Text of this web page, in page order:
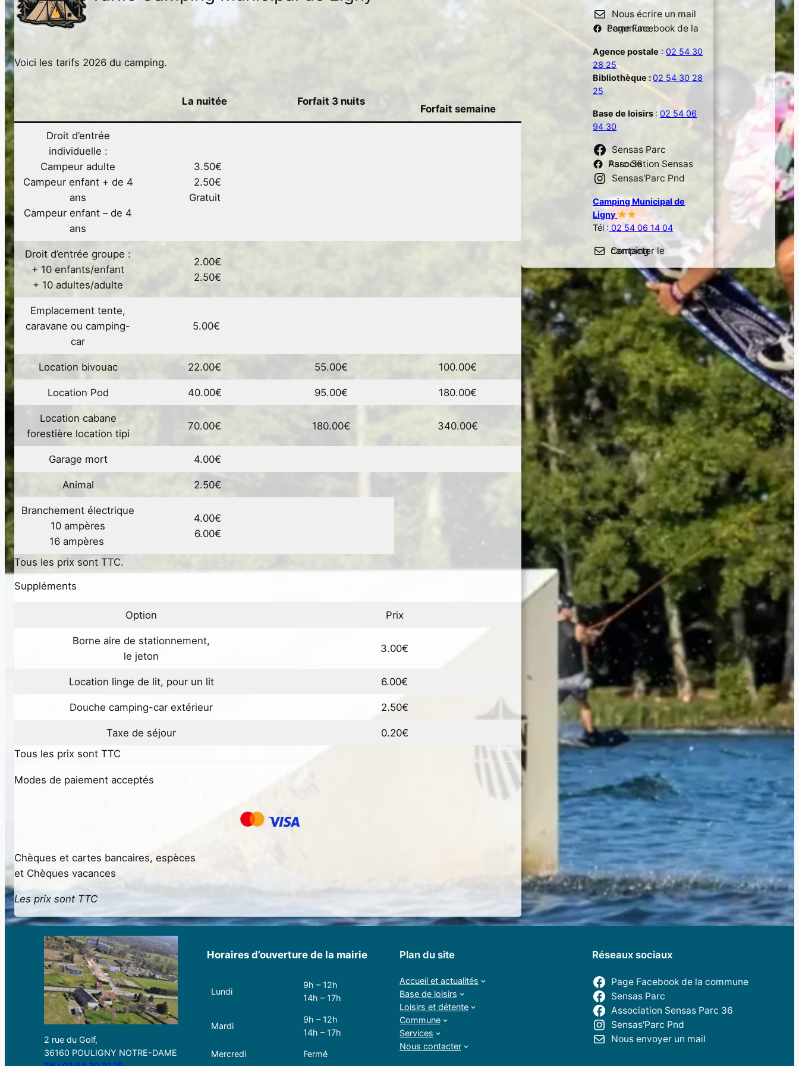
Voici les tarifs 2026 du camping.
La nuitée Forfait 3 nuits
Forfait semaine
Droit d’entrée
individuelle :
Campeur adulte
Campeur enfant + de 4
ans
Campeur enfant – de 4
ans
3.50€
2.50€
Gratuit
Droit d’entrée groupe :
+ 10 enfants/enfant
+ 10 adultes/adulte
2.00€
2.50€
Emplacement tente,
caravane ou camping-
car
5.00€
Location bivouac 22.00€ 55.00€ 100.00€
Location Pod 40.00€ 95.00€ 180.00€
Location cabane
forestière location tipi
70.00€ 180.00€ 340.00€
Garage mort 4.00€
Animal 2.50€
Branchement électrique
10 ampères
16 ampères
4.00€
6.00€
Tous les prix sont TTC.
Suppléments
Option Prix
Borne aire de stationnement,
le jeton
3.00€
Location linge de lit, pour un lit 6.00€
Douche camping-car extérieur 2.50€
Taxe de séjour
0.20€
Tous les prix sont TTC
Modes de paiement acceptés
Chèques et cartes bancaires, espèces
et Chèques vacances
Les prix sont TTC
Nous écrire un mail
Page Facebook de la commune
Agence postale :02 54 30
28 25
Bibliothèque :02 54 30 28
25
Base de loisirs :02 54 06
94 30
Sensas Parc
Association Sensas Parc 36
Sensas'Parc Pnd
Camping Municipal de
Ligny
Tél : 02 54 06 14 04
Contacter le camping
2 rue du Golf,
36160 POULIGNY NOTRE-DAME
Horaires d’ouverture de la mairie
Lundi
9h – 12h
14h – 17h
Mardi
9h – 12h
14h – 17h
Mercredi Fermé
Plan du site
Accueil et actualités
Base de loisirs
Loisirs et détente
Commune
Services
Nous contacter
Réseaux sociaux
Page Facebook de la commune
Sensas Parc
Association Sensas Parc 36
Sensas'Parc Pnd
Nous envoyer un mail